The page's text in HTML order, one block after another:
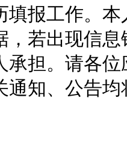
填报工作。
，若出现信
承担。请各
通知、公告